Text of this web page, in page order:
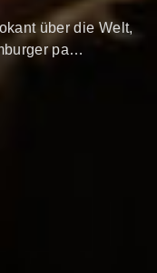
über die Welt,
pa…